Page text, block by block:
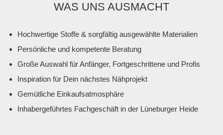
WAS UNS AUSMACHT
Hochwertige Stoffe & sorgfältig ausgewählte Materialien
Persönliche und kompetente Beratung
Große Auswahl für Anfänger, Fortgeschrittene und Profis
Inspiration für Dein nächstes Nähprojekt
Gemütliche Einkaufsatmosphäre
Inhabergeführtes Fachgeschäft in der Lüneburger Heide